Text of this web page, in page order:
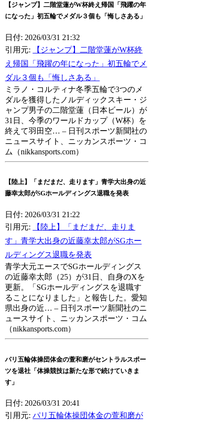
【ジャンプ】二階堂蓮がW杯終え帰国「飛躍の年
になった」初五輪でメダル３個も「悔しさある」
日付: 2026/03/31 21:32
引用元:
【ジャンプ】二階堂蓮がW杯終
え帰国「飛躍の年になった」初五輪でメ
ダル３個も「悔しさある」
ミラノ・コルティナ冬季五輪で3つのメ
ダルを獲得したノルディックスキー・ジ
ャンプ男子の二階堂蓮（日本ビール）が
31日、今季のワールドカップ（W杯）を
終えて羽田空… – 日刊スポーツ新聞社の
ニュースサイト、ニッカンスポーツ・コ
ム（nikkansports.com）
【陸上】「まだまだ、走ります」青学大出身の近
藤幸太郎がSGホールディングス退職を発表
日付: 2026/03/31 21:22
引用元:
【陸上】「まだまだ、走りま
す」青学大出身の近藤幸太郎がSGホー
ルディングス退職を発表
青学大元エースでSGホールディングス
の近藤幸太郎（25）が31日、自身のXを
更新。「SGホールディングスを退職す
ることになりました」と報告した。愛知
県出身の近… – 日刊スポーツ新聞社のニ
ュースサイト、ニッカンスポーツ・コム
（nikkansports.com）
パリ五輪体操団体金の萱和磨がセントラルスポー
ツを退社「体操競技は新たな形で続けていきま
す」
日付: 2026/03/31 20:41
引用元:パリ五輪体操団体金の萱和磨が